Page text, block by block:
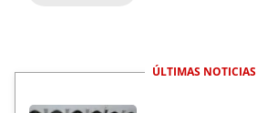
ÚLTIMAS NOTICIAS